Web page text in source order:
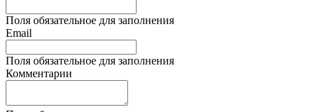
Поля обязательное для заполнения
Email
Поля обязательное для заполнения
Комментарии